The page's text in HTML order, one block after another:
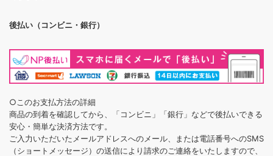
後払い（コンビニ・銀行）
○このお支払方法の詳細
商品の到着を確認してから、「コンビニ」「銀行」などで後払いできる
安心・簡単な決済方法です。
ご入力いただいたメールアドレスへのメール、または電話番号へのSMS
（ショートメッセージ）の送信により請求のご連絡をいたしますので、